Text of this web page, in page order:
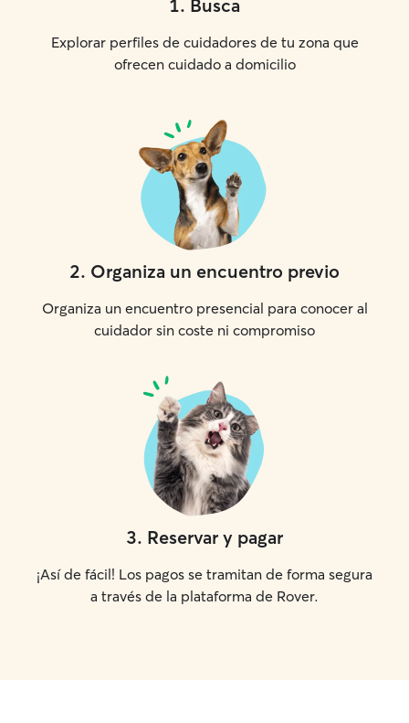
1. Busca
Explorar perfiles de cuidadores de tu zona que
ofrecen cuidado a domicilio
2. Organiza un encuentro previo
Organiza un encuentro presencial para conocer al
cuidador sin coste ni compromiso
3. Reservar y pagar
¡Así de fácil! Los pagos se tramitan de forma segura
a través de la plataforma de Rover.